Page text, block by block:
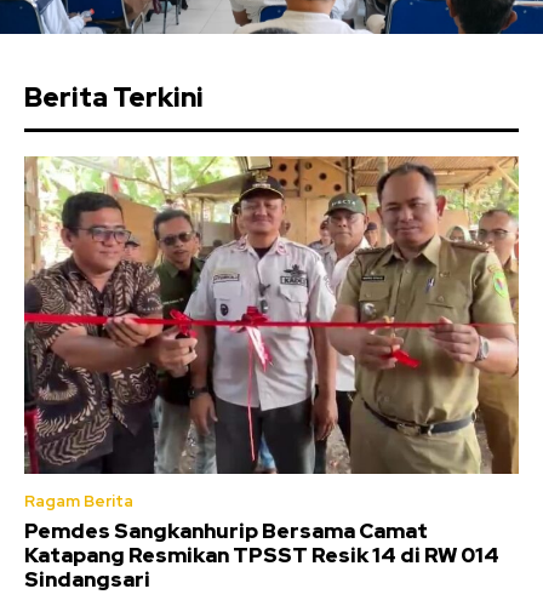
Berita Terkini
Ragam Berita
Pemdes Sangkanhurip Bersama Camat
Katapang Resmikan TPSST Resik 14 di RW 014
Sindangsari